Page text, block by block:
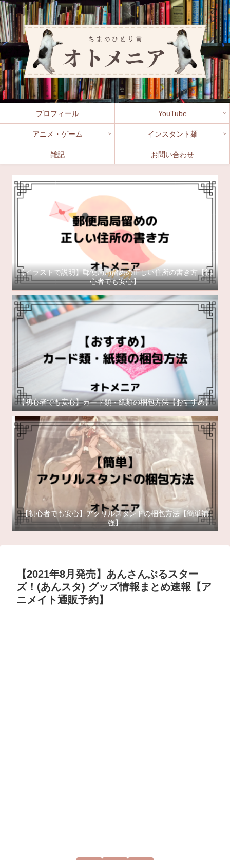
プロフィール YouTube
アニメ・ゲーム インスタント麺
雑記 お問い合わせ
【イラストで説明】郵便局局留めの正しい住所の書き方【初
心者でも安心】
【初心者でも安心】カード類・紙類の梱包方法【おすすめ】
【初心者でも安心】アクリルスタンドの梱包方法【簡単補
強】
【2021年8月発売】あんさんぶるスター
ズ！(あんスタ) グッズ情報まとめ速報【ア
ニメイト通販予約】